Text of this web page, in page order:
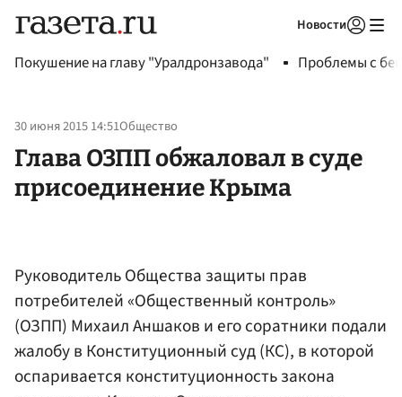
Новости
Покушение на главу "Уралдронзавода" Проблемы с
30 июня 2015 14:51Общество
Глава ОЗПП обжаловал в суде
присоединение Крыма
​Руководитель Общества защиты прав
потребителей «Общественный контроль»
(ОЗПП) Михаил Аншаков и его соратники подали
жалобу в Конституционный суд (КС), в которой
оспаривается конституционность закона